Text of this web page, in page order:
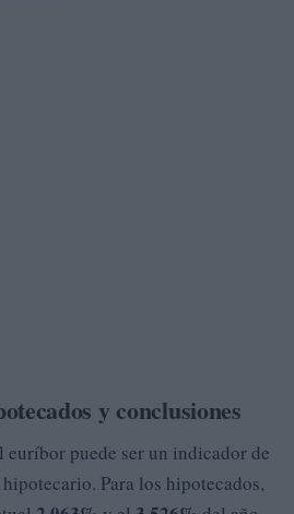
y conclusiones
euríbor puede ser un indicador de
Para los hipotecados,